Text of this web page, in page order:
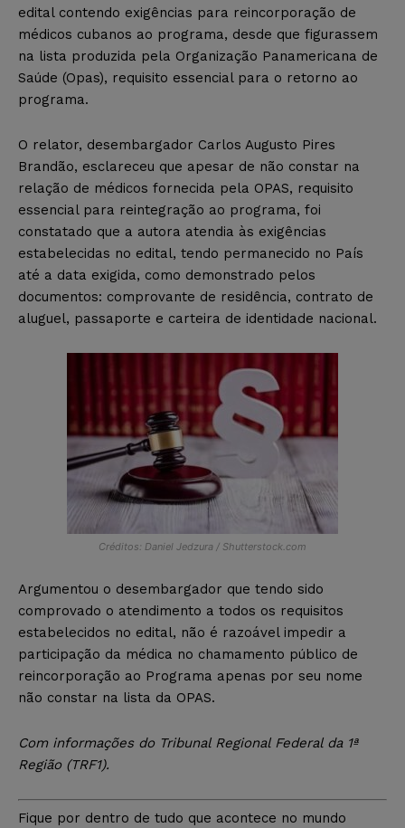
edital contendo exigências para reincorporação de
médicos cubanos ao programa, desde que figurassem
na lista produzida pela Organização Panamericana de
Saúde (Opas), requisito essencial para o retorno ao
programa.
O relator, desembargador Carlos Augusto Pires
Brandão, esclareceu que apesar de não constar na
relação de médicos fornecida pela OPAS, requisito
essencial para reintegração ao programa, foi
constatado que a autora atendia às exigências
estabelecidas no edital, tendo permanecido no País
até a data exigida, como demonstrado pelos
documentos: comprovante de residência, contrato de
aluguel, passaporte e carteira de identidade nacional.
Créditos: Daniel Jedzura / Shutterstock.com
Argumentou o desembargador que tendo sido
comprovado o atendimento a todos os requisitos
estabelecidos no edital, não é razoável impedir a
participação da médica no chamamento público de
reincorporação ao Programa apenas por seu nome
não constar na lista da OPAS.
Com informações do Tribunal Regional Federal da 1ª
Região (TRF1).
Fique por dentro de tudo que acontece no mundo